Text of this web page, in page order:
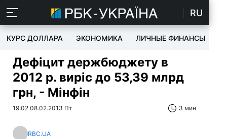
RU
КУРС ДОЛЛАРА ЭКОНОМИКА ЛИЧНЫЕ ФИНАНСЫ
Дефіцит держбюджету в
2012 р. виріс до 53,39 млрд
грн, - Мінфін
19:02 08.02.2013 Пт 3 мин
RBC.UA